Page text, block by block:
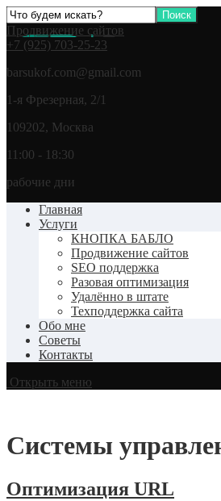
Продвижение сайтов
+7 (925) 703-25-23
barsukof.com@gmail.com
1-я Фрезерная, 2/1
109202, Москва
11:00 - 18:30
рабочие дни
Главная
Услуги
КНОПКА БАБЛО
Продвижение сайтов
SEO поддержка
Разовая оптимизация
Удалённо в штате
Техподдержка сайта
Обо мне
Советы
Контакты
Открыть меню
Системы
Оптимизация URL